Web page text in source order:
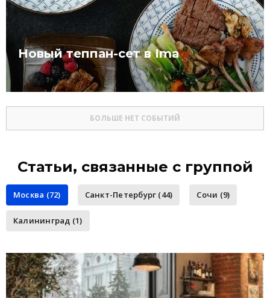
Новый теппан-сет в Ima
БОЛЬШЕ НЕТ СОБЫТИЙ
Статьи, связанные с группой
Москва (72) Санкт-Петербург (44) Сочи (9)
Калининград (1)